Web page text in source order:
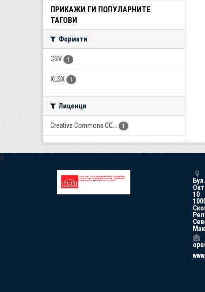
ПРИКАЖИ ГИ ПОПУЛАРНИТЕ
ТАГОВИ
Формати
CSV 1
XLSX 1
Лиценци
Creative Commons CC... 1
a
10